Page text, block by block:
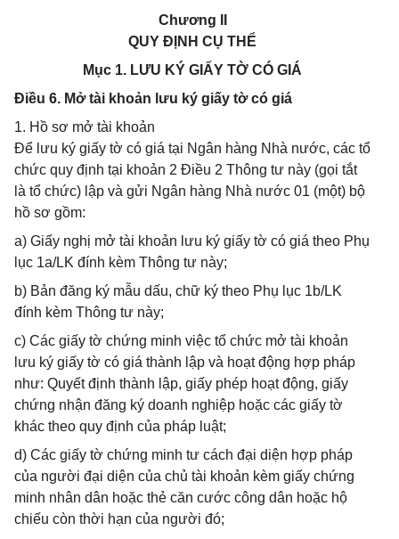
Chương II
QUY ĐỊNH CỤ THỂ
Mục 1. LƯU KÝ GIẤY TỜ CÓ GIÁ
Điều 6. Mở tài khoản lưu ký giấy tờ có giá
1. Hồ sơ mở tài khoản
Để lưu ký giấy tờ có giá tại Ngân hàng Nhà nước, các tổ
chức quy định tại khoản 2 Điều 2 Thông tư này (gọi tắt
là tổ chức) lập và gửi Ngân hàng Nhà nước 01 (một) bộ
hồ sơ gồm:
a) Giấy nghị mở tài khoản lưu ký giấy tờ có giá theo Phụ
lục 1a/LK đính kèm Thông tư này;
b) Bản đăng ký mẫu dấu, chữ ký theo Phụ lục 1b/LK
đính kèm Thông tư này;
c) Các giấy tờ chứng minh việc tổ chức mở tài khoản
lưu ký giấy tờ có giá thành lập và hoạt động hợp pháp
như: Quyết định thành lập, giấy phép hoạt động, giấy
chứng nhận đăng ký doanh nghiệp hoặc các giấy tờ
khác theo quy định của pháp luật;
d) Các giấy tờ chứng minh tư cách đại diện hợp pháp
của người đại diện của chủ tài khoản kèm giấy chứng
minh nhân dân hoặc thẻ căn cước công dân hoặc hộ
chiếu còn thời hạn của người đó;